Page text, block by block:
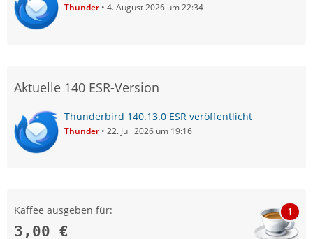
Thunder 4. August 2026 um 22:34
Aktuelle 140 ESR-Version
Thunderbird 140.13.0 ESR veröffentlicht
Thunder 22. Juli 2026 um 19:16
Kaffee ausgeben für:
3,00 €
1